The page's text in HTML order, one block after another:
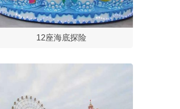
12座海底探险